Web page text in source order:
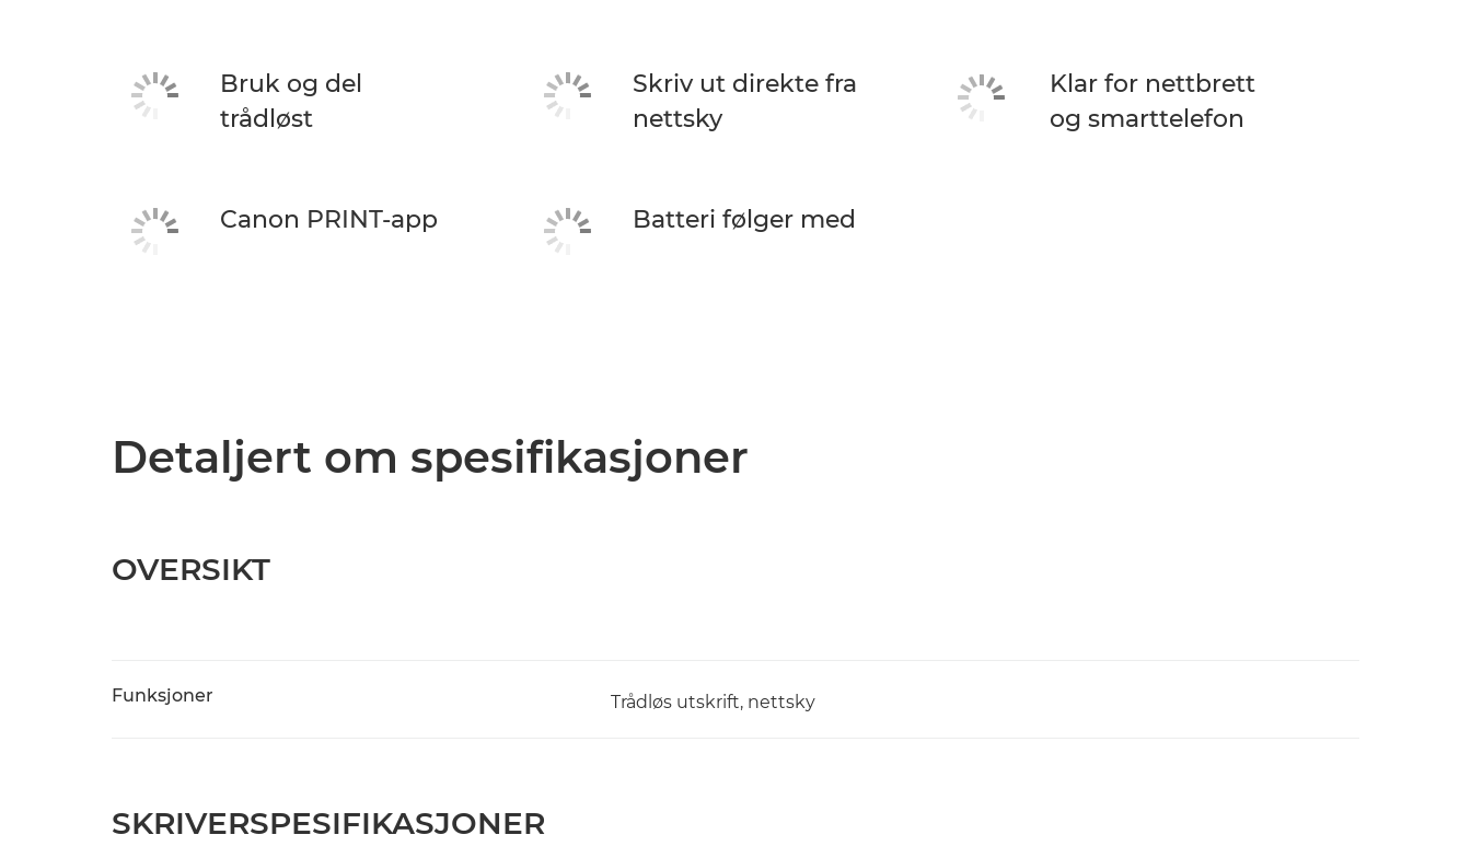
Bruk og del
trådløst
Skriv ut direkte fra
nettsky
Klar for nettbrett
og smarttelefon
Canon PRINT-app Batteri følger med
Detaljert om spesifikasjoner
OVERSIKT
Funksjoner Trådløs utskrift, nettsky
SKRIVERSPESIFIKASJONER